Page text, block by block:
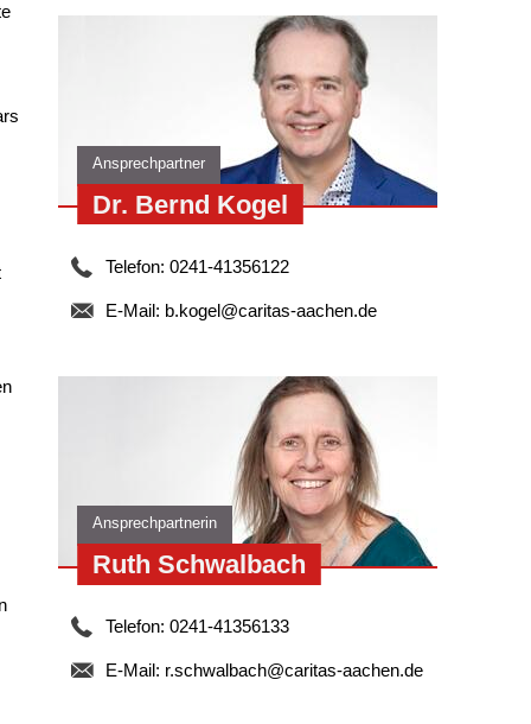
Ansprechpartner
Dr. Bernd Kogel
Telefon: 0241-41356122
E-Mail: b.kogel@caritas-aachen.de
Ansprechpartnerin
Ruth Schwalbach
Telefon: 0241-41356133
E-Mail: r.schwalbach@caritas-aachen.de